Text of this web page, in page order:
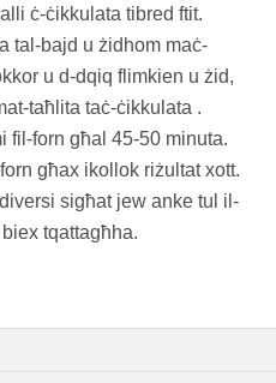
ċ-ċikkulata tibred ftit.
tal-bajd u żidhom maċ-
u d-dqiq flimkien u żid,
taħlita taċ-ċikkulata .
fil-forn għal 45-50 minuta.
għax ikollok riżultat xott.
sigħat jew anke tul il-
tqattagħha.